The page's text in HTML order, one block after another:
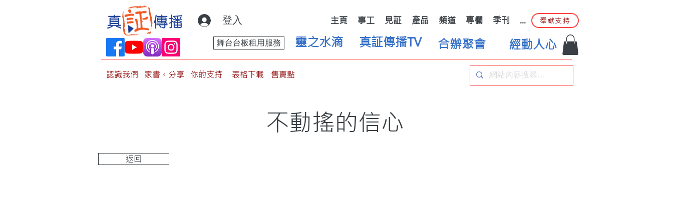
登入 主頁 事工 見証 產品 頻道 專欄 季刊 ... 奉獻支持
靈之水滴
舞台台板租用服務 真証傳播TV 合辦聚會 經動人心
認識我們 家書。分享 你的支持 表格下載 售賣點
不動搖的信心
返回